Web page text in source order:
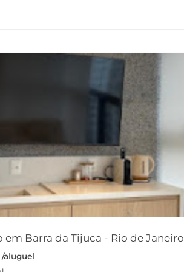
Apartamento em Barra da Tijuca - Rio de Janeiro
/aluguel